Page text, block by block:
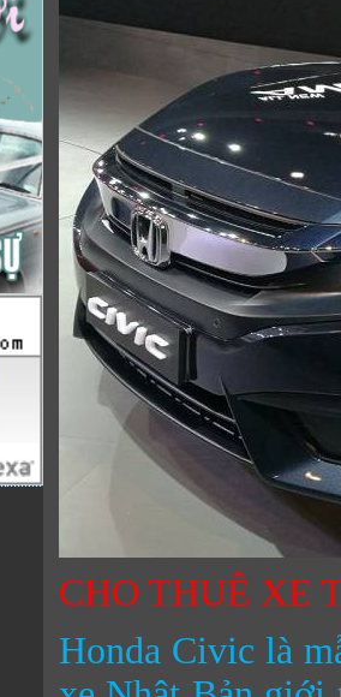
CHO THUÊ XE
Honda Civic là